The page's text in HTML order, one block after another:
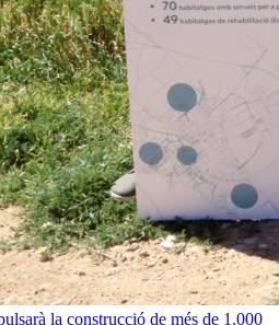
la construcció de més de 1.000